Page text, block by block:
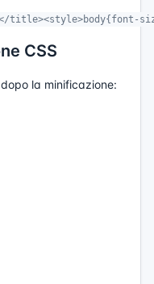
title><style>body{font-
CSS
la minificazione: